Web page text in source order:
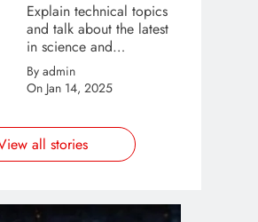
Explain technical topics
and talk about the latest
in science and
technology with this
clean and futuristic
template.
By admin
On Jan 14, 2025
all stories